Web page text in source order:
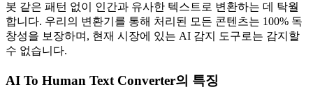
봇 같은 패턴 없이 인간과 유사한 텍스트로 변환하는 데 탁월
합니다. 우리의 변환기를 통해 처리된 모든 콘텐츠는 100% 독
창성을 보장하며, 현재 시장에 있는 AI 감지 도구로는 감지할
수 없습니다.
AI To Human Text Converter의 특징